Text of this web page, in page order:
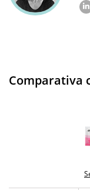
Comparativa